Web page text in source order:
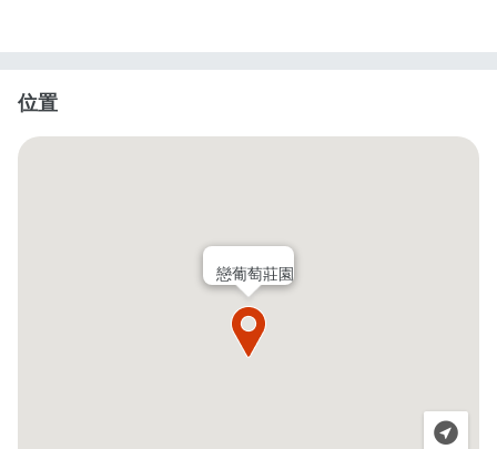
位置
戀葡萄莊園